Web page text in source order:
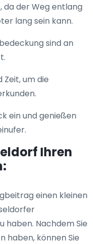
da der Weg entlang
lang sein kann.
sind an
um die
ein und genießen
Ihren
einen kleinen
haben. Nachdem Sie
haben, können Sie